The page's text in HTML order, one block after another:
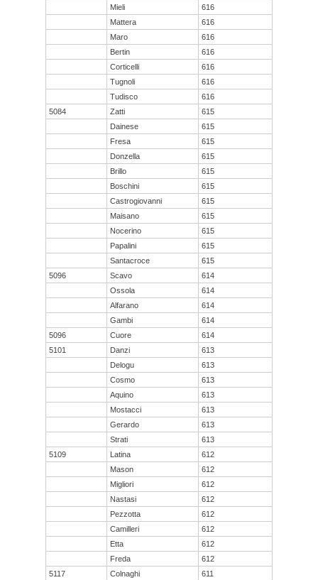
Mieli
616
Mattera
616
Maro
616
Bertin
616
Corticelli
616
Tugnoli
616
Tudisco
616
5084
Zatti
615
Dainese
615
Fresa
615
Donzella
615
Brillo
615
Boschini
615
Castrogiovanni
615
Maisano
615
Nocerino
615
Papalini
615
Santacroce
615
5096
Scavo
614
Ossola
614
Alfarano
614
Gambi
614
5096
Cuore
614
5101
Danzi
613
Delogu
613
Cosmo
613
Aquino
613
Mostacci
613
Gerardo
613
Strati
613
5109
Latina
612
Mason
612
Migliori
612
Nastasi
612
Pezzotta
612
Camilleri
612
Etta
612
Freda
612
5117
Colnaghi
611